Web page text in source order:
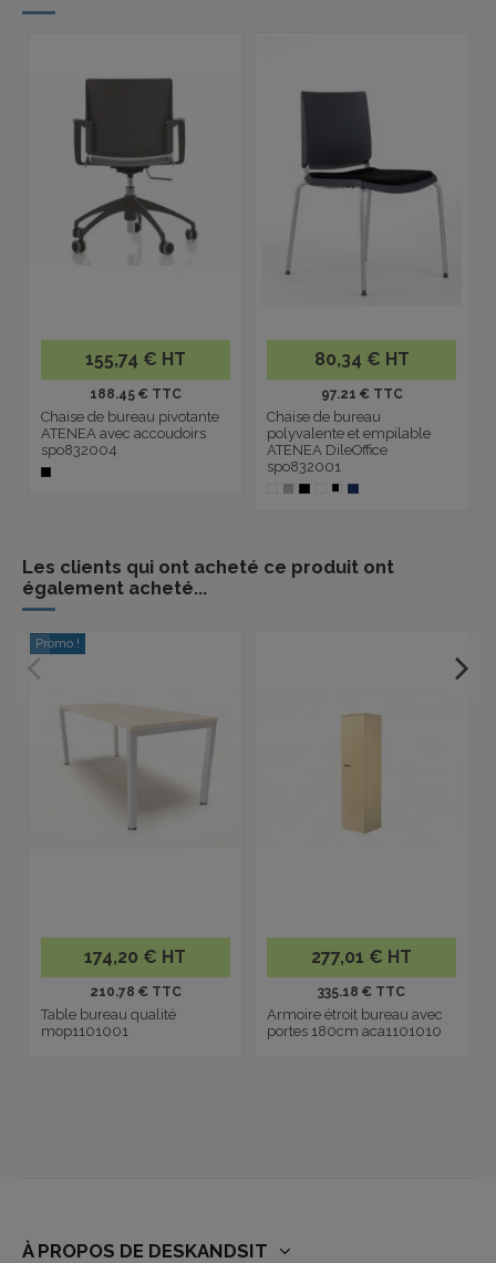
155,74 € HT
188.45 € TTC
Chaise de bureau pivotante
ATENEA avec accoudoirs
spo832004
80,34 € HT
97.21 € TTC
Chaise de bureau
polyvalente et empilable
ATENEA DileOffice
spo832001
Les clients qui ont acheté ce produit ont
également acheté...
Promo !
174,20 € HT
210.78 € TTC
Table bureau qualité
mop1101001
277,01 € HT
335.18 € TTC
Armoire étroit bureau avec
portes 180cm aca1101010
À PROPOS DE DESKANDSIT